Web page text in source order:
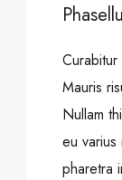
Mauris
Nullam
eu
pharetra